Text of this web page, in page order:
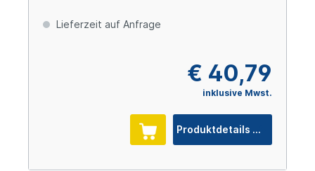
Cr(VI)-frei
Lieferzeit auf Anfrage
€ 40,79
inklusive Mwst.
Produktdetails